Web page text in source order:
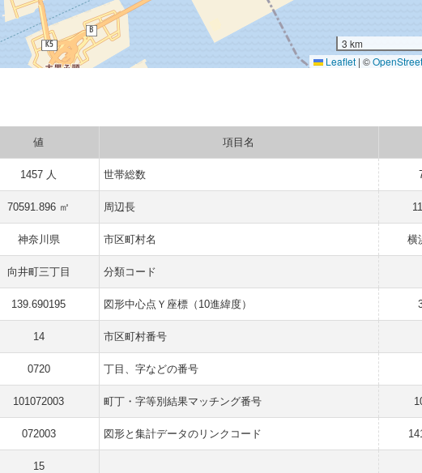
3 km
Leaflet | ©
値 項目名
1457 人 世帯総数
70591.896 ㎡ 周辺長
神奈川県 市区町村名 横
向井町三丁目 分類コード
139.690195 図形中心点Ｙ座標（10進緯度）
14 市区町村番号
0720 丁目、字などの番号
101072003 町丁・字等別結果マッチング番号
072003 図形と集計データのリンクコード
15